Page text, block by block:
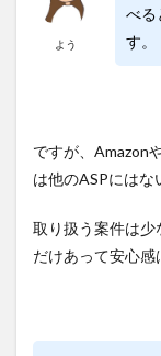
よう
べる
す。
ですが、Amazon
は他のASPにはな
取り扱う案件は
だけあって安心感